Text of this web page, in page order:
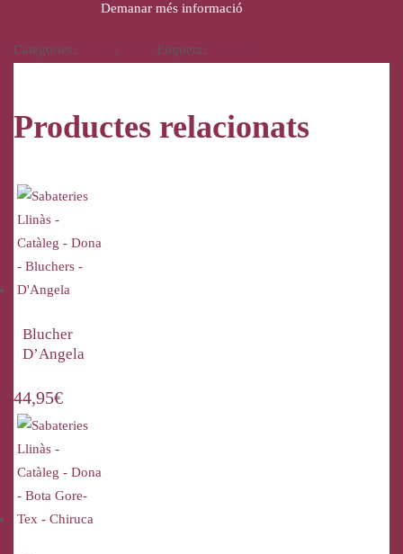
Demanar més informació
Categories: , Etiqueta:
Productes relacionats
Blucher
D’Angela
44,95€